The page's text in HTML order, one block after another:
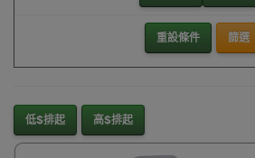
重設條件 篩選
低$排起 高$排起